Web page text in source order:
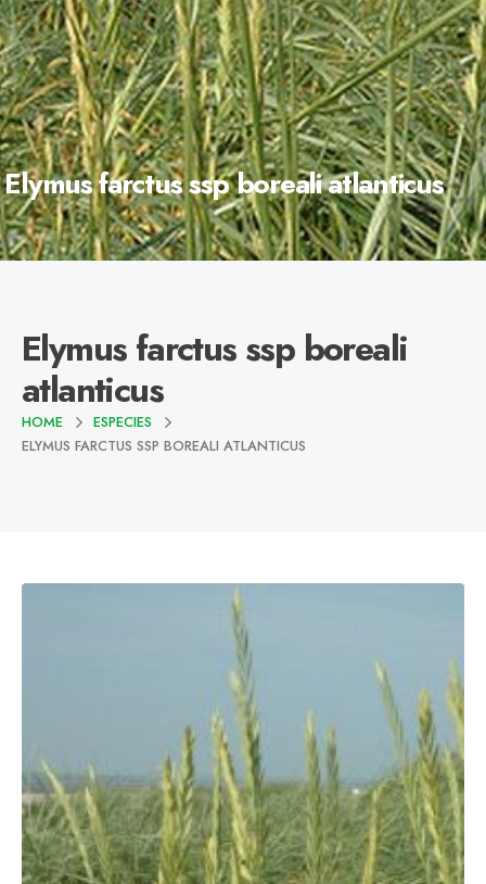
Elymus farctus ssp boreali atlanticus
Elymus farctus ssp boreali
atlanticus
HOME
ESPECIES
ELYMUS FARCTUS SSP BOREALI ATLANTICUS